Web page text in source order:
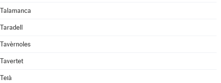
Talamanca
Taradell
Tavèrnoles
Tavertet
Teià